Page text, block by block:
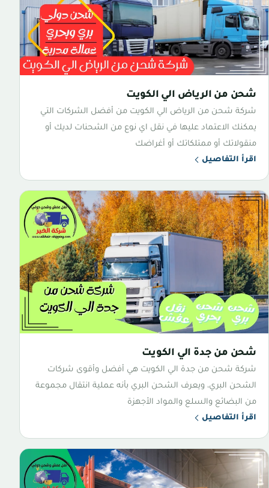
شحن من الرياض الي الكويت
شركة شحن من الرياض الي الكويت من أفضل الشركات التي
يمكنك الاعتماد عليها في نقل اي نوع من الشحنات لديك أو
منقولاتك أو ممتلكاتك أو أغراضك
اقرأ التفاصيل
شحن من جدة الي الكويت
شركة شحن من جدة الي الكويت هي أفضل وأقوى شركات
الشحن البري، ويعرف الشحن البري بأنه عملية انتقال مجموعة
من البضائع والسلع والمواد الأجهزة
اقرأ التفاصيل